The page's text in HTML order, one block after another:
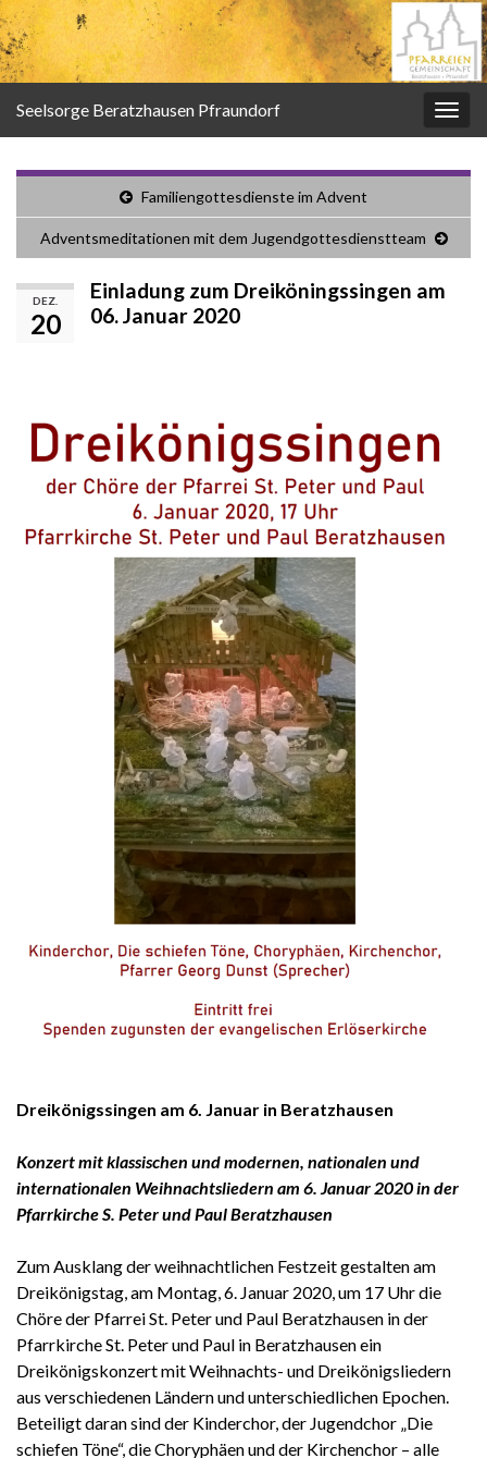
Seelsorge Beratzhausen Pfraundorf
Familiengottesdienste im Advent
Adventsmeditationen mit dem Jugendgottesdienstteam
DEZ.
20
Einladung zum Dreiköningssingen am
06. Januar 2020
Dreikönigssingen am 6. Januar in Beratzhausen
Konzert mit klassischen und modernen, nationalen und
internationalen Weihnachtsliedern am 6. Januar 2020 in der
Pfarrkirche S. Peter und Paul Beratzhausen
Zum Ausklang der weihnachtlichen Festzeit gestalten am
Dreikönigstag, am Montag, 6. Januar 2020, um 17 Uhr die
Chöre der Pfarrei St. Peter und Paul Beratzhausen in der
Pfarrkirche St. Peter und Paul in Beratzhausen ein
Dreikönigskonzert mit Weihnachts- und Dreikönigsliedern
aus verschiedenen Ländern und unterschiedlichen Epochen.
Beteiligt daran sind der Kinderchor, der Jugendchor „Die
schiefen Töne“, die Choryphäen und der Kirchenchor – alle